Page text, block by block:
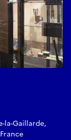
la-Gaillarde,